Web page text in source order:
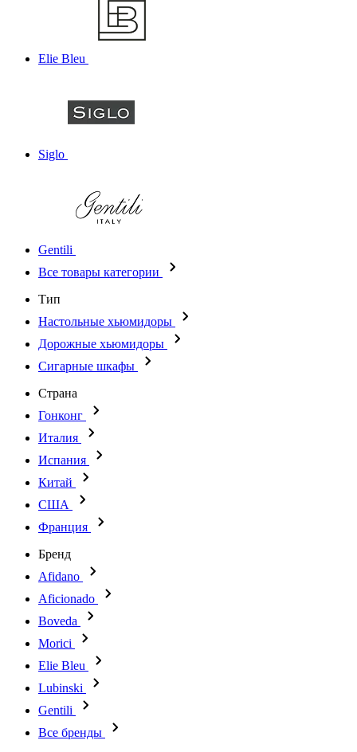
Elie Bleu
Siglo
Gentili
Все товары категории
Тип
Настольные хьюмидоры
Дорожные хьюмидоры
Сигарные шкафы
Страна
Гонконг
Италия
Испания
Китай
США
Франция
Бренд
Afidano
Aficionado
Boveda
Morici
Elie Bleu
Lubinski
Gentili
Все бренды